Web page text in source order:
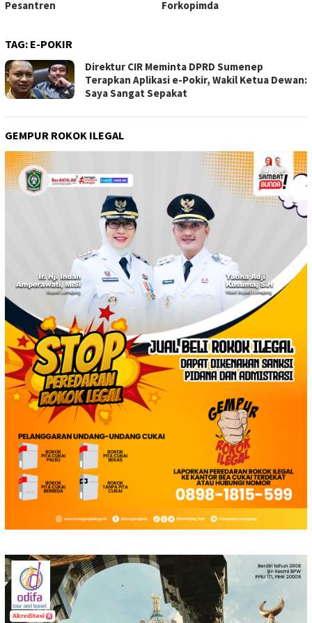
Pesantren
Forkopimda
TAG: E-POKIR
Direktur CIR Meminta DPRD Sumenep
Terapkan Aplikasi e-Pokir, Wakil Ketua Dewan:
Saya Sangat Sepakat
GEMPUR ROKOK ILEGAL